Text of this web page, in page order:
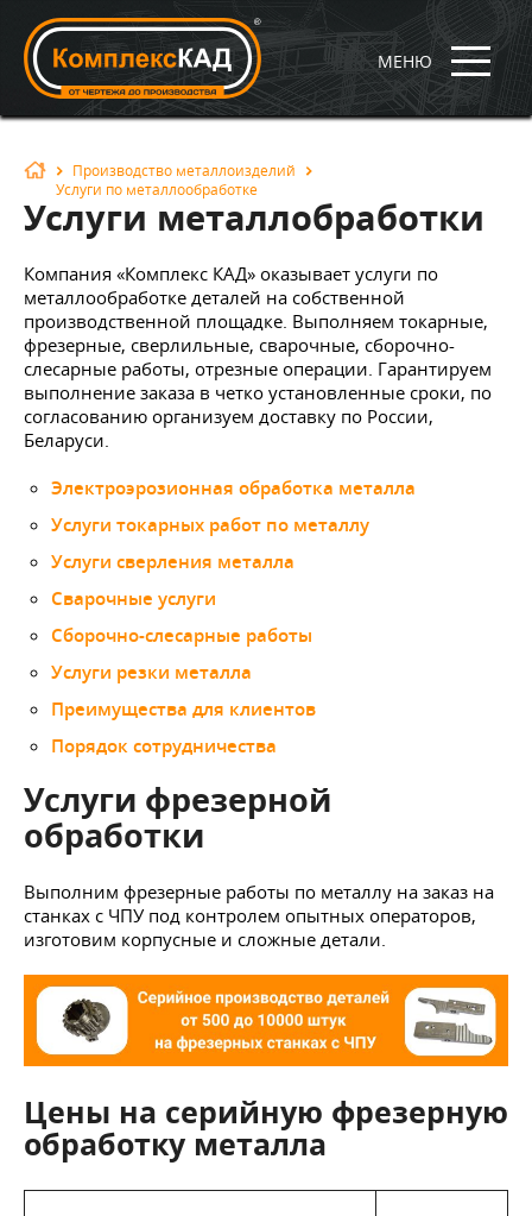
МЕНЮ
Производство металлоизделий
Услуги по металлообработке
Услуги металлобработки
Компания «Комплекс КАД» оказывает услуги по
металлообработке деталей на собственной
производственной площадке. Выполняем токарные,
фрезерные, сверлильные, сварочные, сборочно-
слесарные работы, отрезные операции. Гарантируем
выполнение заказа в четко установленные сроки, по
согласованию организуем доставку по России,
Беларуси.
Электроэрозионная обработка металла
Услуги токарных работ по металлу
Услуги сверления металла
Сварочные услуги
Сборочно-слесарные работы
Услуги резки металла
Преимущества для клиентов
Порядок сотрудничества
Услуги фрезерной
обработки
Выполним фрезерные работы по металлу на заказ на
станках с ЧПУ под контролем опытных операторов,
изготовим корпусные и сложные детали.
Цены на серийную фрезерную
обработку металла